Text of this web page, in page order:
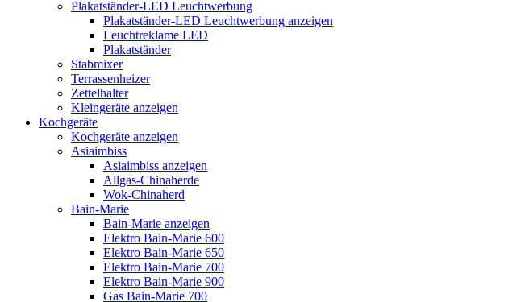
Plakatständer-LED Leuchtwerbung
Plakatständer-LED Leuchtwerbung anzeigen
Leuchtreklame LED
Plakatständer
Stabmixer
Terrassenheizer
Zettelhalter
Kleingeräte anzeigen
Kochgeräte
Kochgeräte anzeigen
Asiaimbiss
Asiaimbiss anzeigen
Allgas-Chinaherde
Wok-Chinaherd
Bain-Marie
Bain-Marie anzeigen
Elektro Bain-Marie 600
Elektro Bain-Marie 650
Elektro Bain-Marie 700
Elektro Bain-Marie 900
Gas Bain-Marie 700